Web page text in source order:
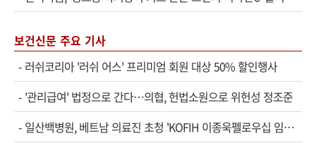
보건신문 주요 기사
- 러쉬코리아 '러쉬 어스' 프리미엄 회원 대상 50% 할인행사
- '관리급여' 법정으로 간다…의협, 헌법소원으로 위헌성 정조준
- 일산백병원, 베트남 의료진 초청 'KOFIH 이종욱펠로우십 임상연수' 시작